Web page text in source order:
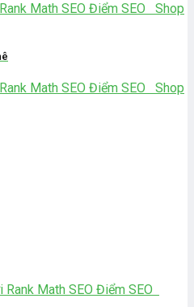
Math SEO Điểm SEO Shop
Math SEO Điểm SEO Shop
Math SEO Điểm SEO